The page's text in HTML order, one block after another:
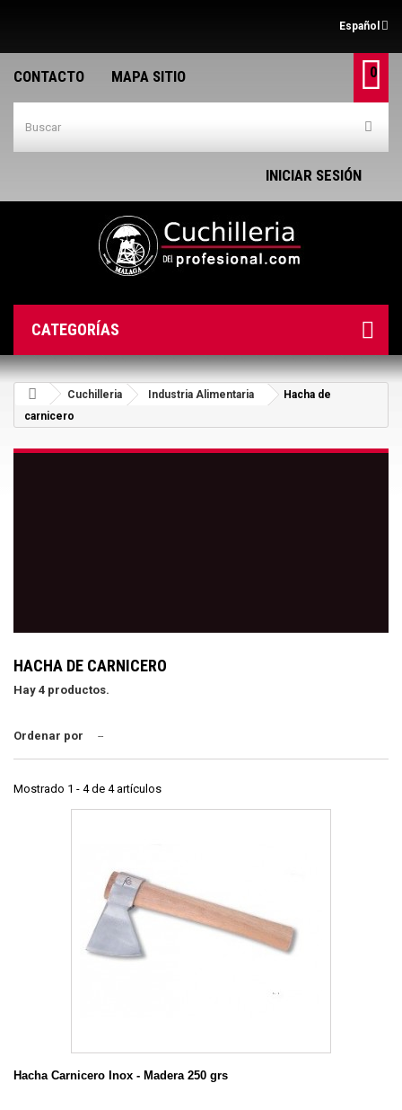
Español
CONTACTO MAPA SITIO 0
INICIAR SESIÓN
CATEGORÍAS
Cuchilleria Industria Alimentaria
Hacha de
carnicero
HACHA DE CARNICERO
Hay 4 productos.
Ordenar por --
Mostrado 1 - 4 de 4 artículos
Hacha Carnicero Inox - Madera 250 grs